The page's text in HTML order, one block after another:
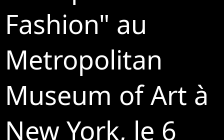
Fashion" au
Metropolitan
Museum of Art à
New York, le 6